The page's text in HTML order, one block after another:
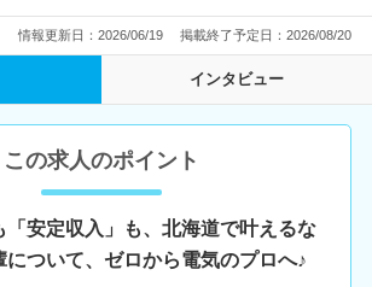
情報更新日：2026/06/19 掲載終了予定日：2026/08/20
インタビュー
この求人のポイント
「安定収入」も、北海道で叶えるな
について、ゼロから電気のプロへ♪